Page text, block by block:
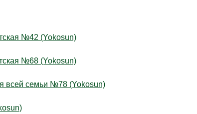
№42 (Yokosun)
№68 (Yokosun)
всей семьи №78 (Yokosun)